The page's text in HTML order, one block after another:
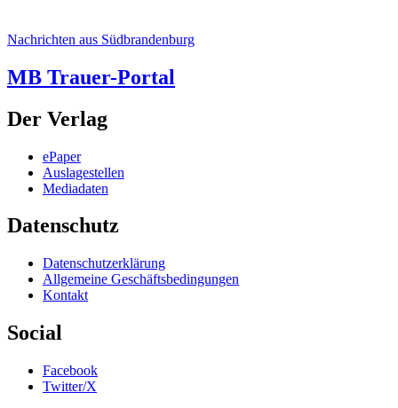
Nachrichten aus Südbrandenburg
MB Trauer-Portal
Der Verlag
ePaper
Auslagestellen
Mediadaten
Datenschutz
Datenschutzerklärung
Allgemeine Geschäftsbedingungen
Kontakt
Social
Facebook
Twitter/X